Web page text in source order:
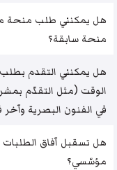
هل يمكنني طلب منحة
منحة سابقة؟
هل يمكنني التقدم
الوقت (مثل التقدّم
في الفنون البصرية وآخر
هل تسقبل آفاق الطلبات
مؤسّسي؟